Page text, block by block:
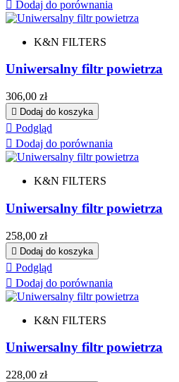
 Dodaj do porównania
K&N FILTERS
Uniwersalny filtr powietrza
Cena
306,00 zł
 Dodaj do koszyka
 Podgląd
 Dodaj do porównania
K&N FILTERS
Uniwersalny filtr powietrza
Cena
258,00 zł
 Dodaj do koszyka
 Podgląd
 Dodaj do porównania
K&N FILTERS
Uniwersalny filtr powietrza
Cena
228,00 zł